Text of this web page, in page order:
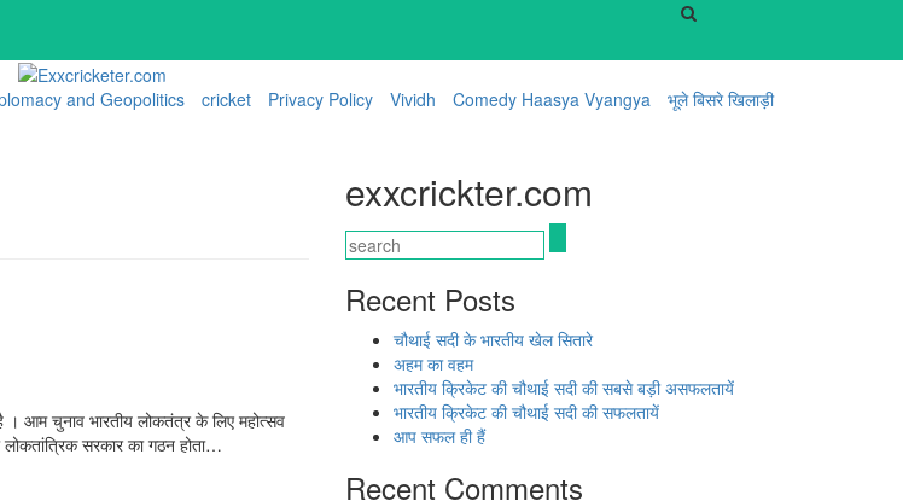
and Geopolitics cricket Privacy Policy Vividh Comedy Haasya Vyangya
भूले बिसरे खिलाड़ी
। आम चुनाव भारतीय लोकतंत्र के लिए महोत्सव
सरकार का गठन होता…
exxcrickter.com
Recent Posts
चौथाई सदी के भारतीय खेल सितारे
अहम का वहम
भारतीय क्रिकेट की चौथाई सदी की सबसे बड़ी असफलतायें
भारतीय क्रिकेट की चौथाई सदी की सफलतायें
आप सफल ही हैं
Recent Comments